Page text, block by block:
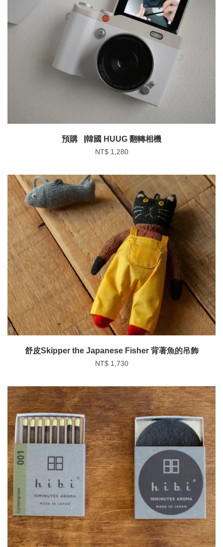
預購▕韓國 HUUG 翻轉相機
NT$ 1,280
舒皮Skipper the Japanese Fisher 背著魚的吊飾
NT$ 1,730